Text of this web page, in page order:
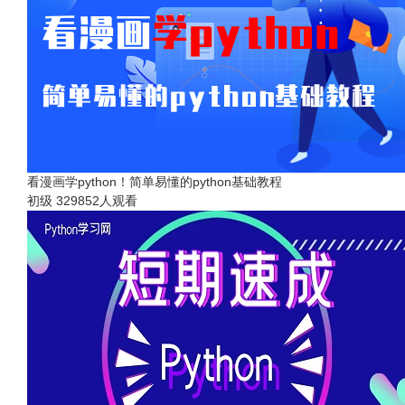
看漫画学python！简单易懂的python基础教程
初级 329852人观看